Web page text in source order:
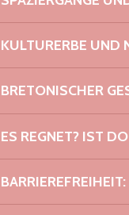
KULTURERBE UND
BRETONISCHER
ES REGNET? IST